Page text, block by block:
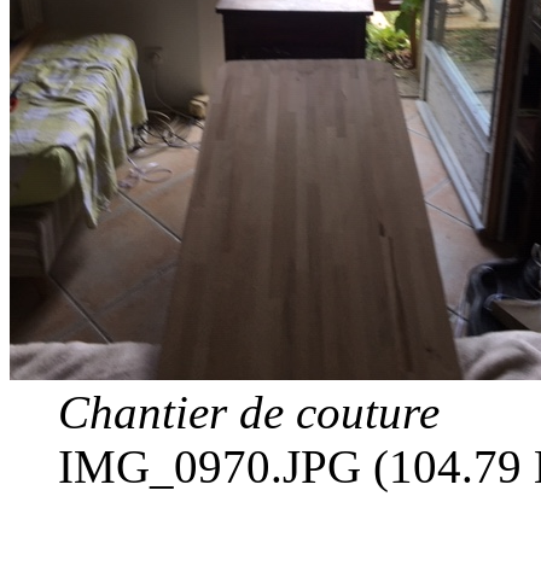
Chantier de couture
IMG_0970.JPG